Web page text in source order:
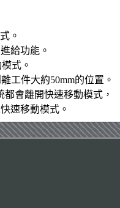
。
給功能。
式。
工件大約50mm的位置。
會離開快速移動模式，
速移動模式。